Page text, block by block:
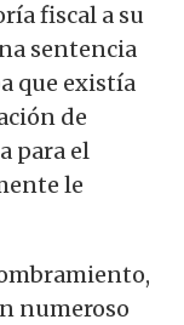
fiscal a su
sentencia
que existía
de
para el
le
numeroso